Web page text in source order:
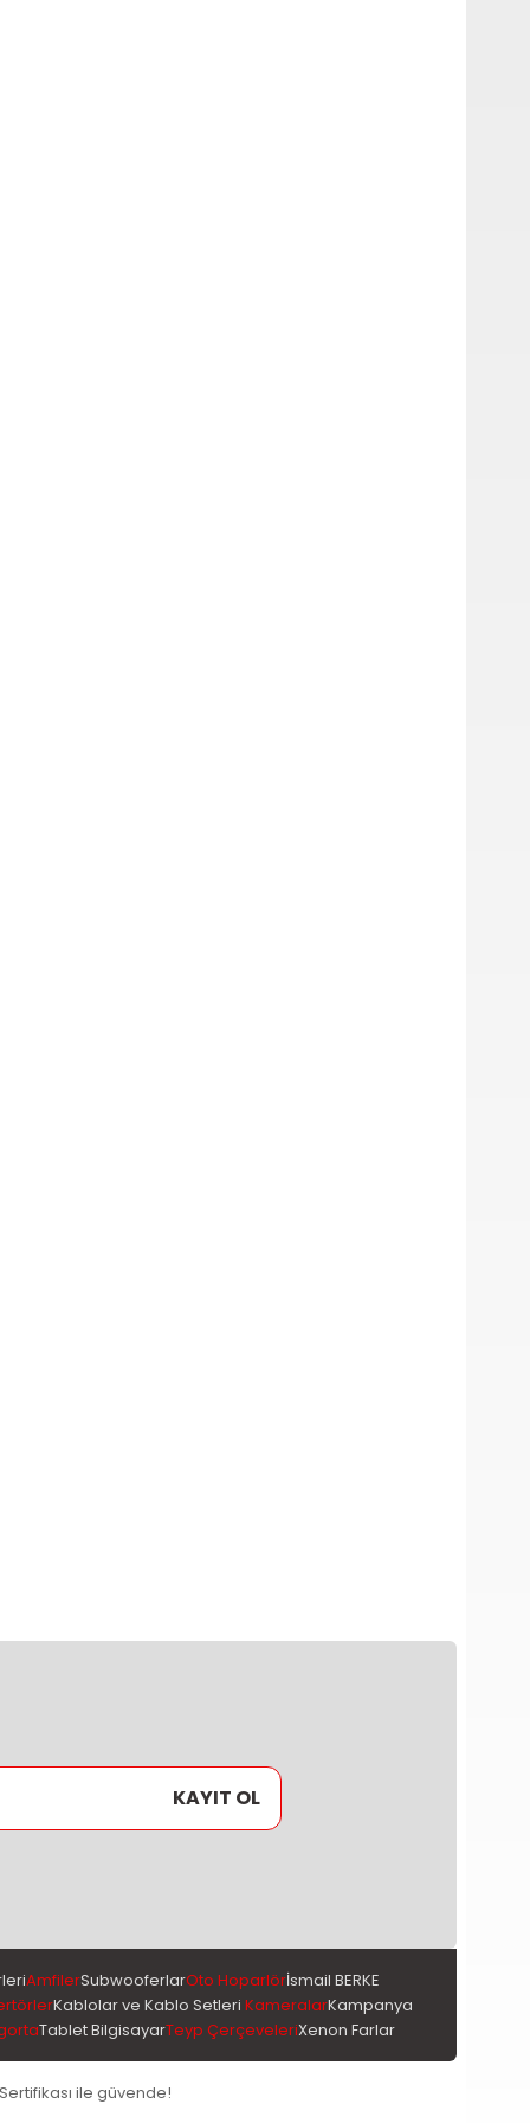
KAYIT OL
AmfilerSubwooferlarOto Hoparlörİsmail BERKE
Kablolar ve Kablo Setleri KameralarKampanya
Tablet BilgisayarTeyp ÇerçeveleriXenon Farlar
ile güvende!